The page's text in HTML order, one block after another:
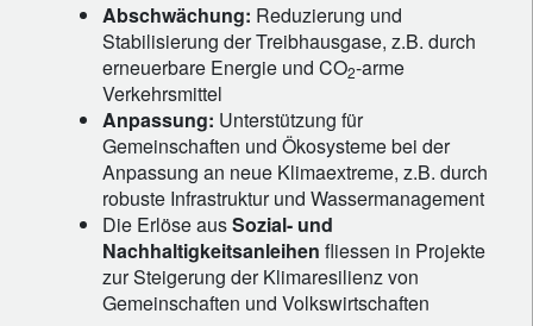
Abschwächung: Reduzierung und
Stabilisierung der Treibhausgase, z.B. durch
erneuerbare Energie und CO2-arme
Verkehrsmittel
Anpassung: Unterstützung für
Gemeinschaften und Ökosysteme bei der
Anpassung an neue Klimaextreme, z.B. durch
robuste Infrastruktur und Wassermanagement
Die Erlöse ausSozial- und
Nachhaltigkeitsanleihen fliessen in Projekte
zur Steigerung der Klimaresilienz von
Gemeinschaften und Volkswirtschaften